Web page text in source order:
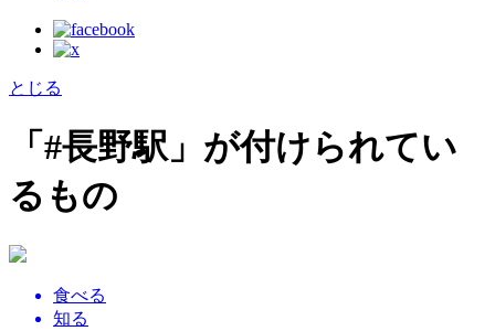
とじる
「#長野駅」が付けられてい
るもの
食べる
知る